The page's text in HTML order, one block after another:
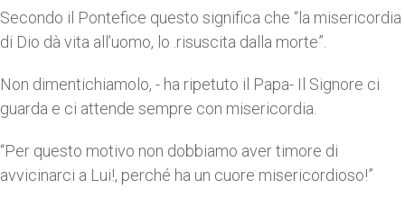
Secondo il Pontefice questo significa che “la misericordia
di Dio dà vita all’uomo, lo .risuscita dalla morte”.
Non dimentichiamolo, - ha ripetuto il Papa- Il Signore ci
guarda e ci attende sempre con misericordia.
“Per questo motivo non dobbiamo aver timore di
avvicinarci a Lui!, perché ha un cuore misericordioso!”